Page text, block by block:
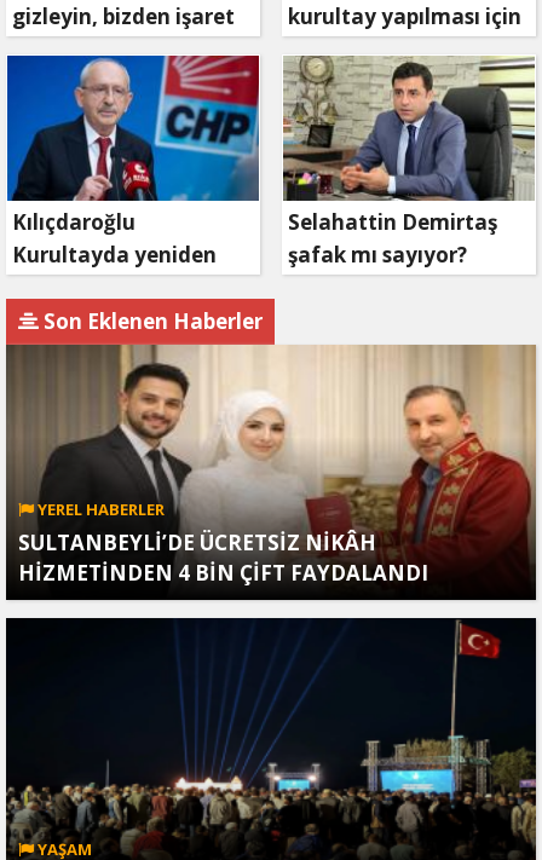
gizleyin, bizden işaret
bekleyin
kurultay yapılması için
mahkemeye
başvuruyor
Kılıçdaroğlu
Kurultayda yeniden
Selahattin Demirtaş
şafak mı sayıyor?
Son Eklenen Haberler
YEREL HABERLER
SULTANBEYLİ’DE ÜCRETSİZ NİKÂH
HİZMETİNDEN 4 BİN ÇİFT FAYDALANDI
YAŞAM